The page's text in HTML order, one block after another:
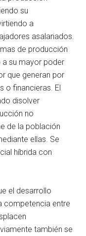
su
a
asalariados.
de producción
a su mayor poder
que generan por
o financieras. El
disolver
no
de la población
ellas. Se
híbrida con
el desarrollo
competencia entre
también se